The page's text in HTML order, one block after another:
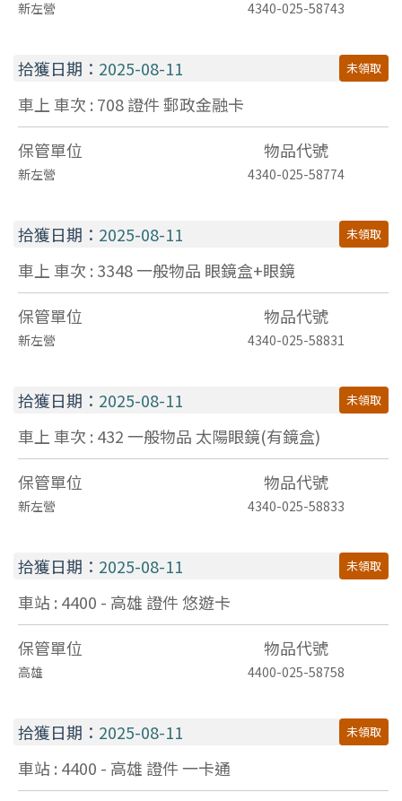
新左營 4340-025-58743
拾獲日期： 2025-08-11 未領取
車上 車次 : 708證件郵政金融卡
保管單位
物品代號
新左營 4340-025-58774
拾獲日期： 2025-08-11 未領取
車上 車次 : 3348一般物品 眼鏡盒+眼鏡
保管單位
物品代號
新左營 4340-025-58831
拾獲日期： 2025-08-11 未領取
車上 車次 : 432一般物品 太陽眼鏡(有鏡盒)
保管單位
物品代號
新左營 4340-025-58833
拾獲日期： 2025-08-11 未領取
車站 : 4400 - 高雄 證件悠遊卡
保管單位
物品代號
高雄 4400-025-58758
拾獲日期： 2025-08-11 未領取
車站 : 4400 - 高雄 證件一卡通